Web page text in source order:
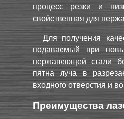
процесс резки и
свойственная для
Для получения
подаваемый при
нержавеющей стали
пятна луча в
входного отверстия и
Преимущества